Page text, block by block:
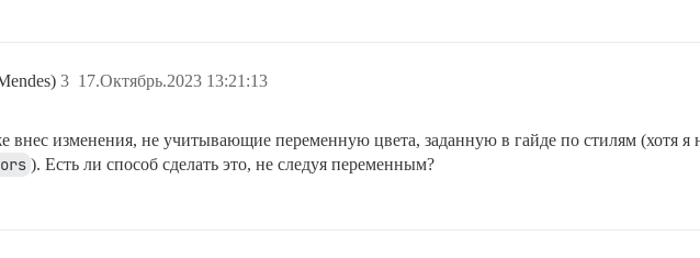
17.Октябрь.2023 13:21:13
3
внес изменения, не учитывающие переменную цвета, заданную в гайде по стилям (хотя я
). Есть ли способ сделать это, не следуя переменным?